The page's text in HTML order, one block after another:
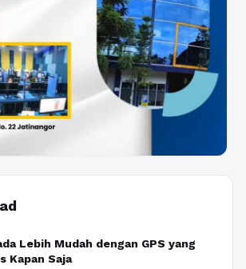
Lebih Mudah dengan GPS yang
Kapan Saja